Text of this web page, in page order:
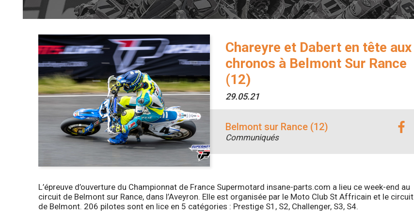
Chareyre et Dabert en tête aux
chronos à Belmont Sur Rance
(12)
29.05.21
Belmont sur Rance (12)
Communiqués
L’épreuve d’ouverture du Championnat de France Supermotard insane-parts.com a lieu ce week-end au
circuit de Belmont sur Rance, dans l’Aveyron. Elle est organisée par le Moto Club St Affricain et le circuit
de Belmont. 206 pilotes sont en lice en 5 catégories : Prestige S1, S2, Challenger, S3, S4.